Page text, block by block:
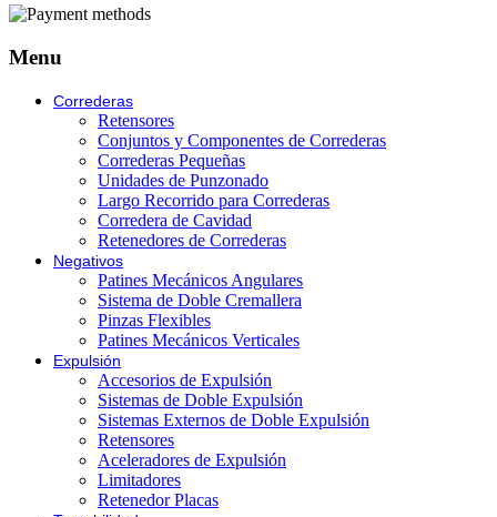
Menu
Correderas
Retensores
Conjuntos y Componentes de Correderas
Correderas Pequeñas
Unidades de Punzonado
Largo Recorrido para Correderas
Corredera de Cavidad
Retenedores de Correderas
Negativos
Patines Mecánicos Angulares
Sistema de Doble Cremallera
Pinzas Flexibles
Patines Mecánicos Verticales
Expulsión
Accesorios de Expulsión
Sistemas de Doble Expulsión
Sistemas Externos de Doble Expulsión
Retensores
Aceleradores de Expulsión
Limitadores
Retenedor Placas